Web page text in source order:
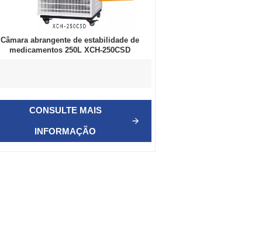
Câmara abrangente de estabilidade de
medicamentos 250L XCH-250CSD
CONSULTE MAIS
INFORMAÇÃO